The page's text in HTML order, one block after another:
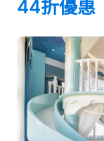
44折優惠